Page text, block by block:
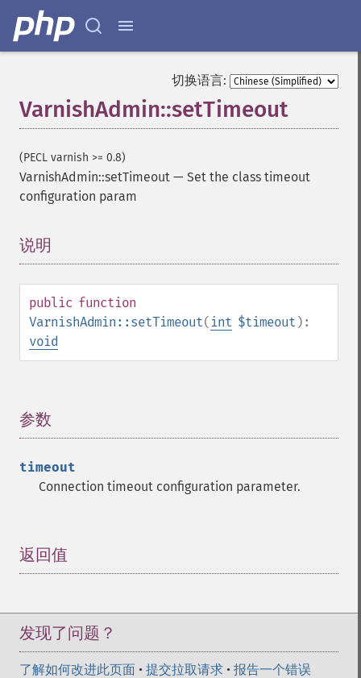
切换语言:
VarnishAdmin::setTimeout
(PECL varnish >= 0.8)
VarnishAdmin::setTimeout — Set the class timeout
configuration param
说明
public function
VarnishAdmin::setTimeout( int $timeout ):
void
参数
timeout
Connection timeout configuration parameter.
返回值
发现了问题？
了解如何改进此页面 • 提交拉取请求 • 报告一个错误